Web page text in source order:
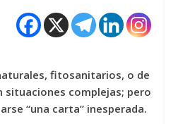
fitosanitarios, o de
situaciones complejas; pero
“una carta” inesperada.